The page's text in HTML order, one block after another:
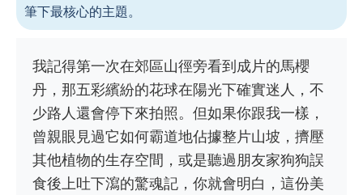
筆下最核心的主題。
我記得第一次在郊區山徑旁看到成片的馬櫻
丹，那五彩繽紛的花球在陽光下確實迷人，不
少路人還會停下來拍照。但如果你跟我一樣，
曾親眼見過它如何霸道地佔據整片山坡，擠壓
其他植物的生存空間，或是聽過朋友家狗狗誤
食後上吐下瀉的驚魂記，你就會明白，這份美